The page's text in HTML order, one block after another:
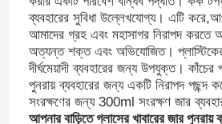
ব্যবহারের সুবিধা উল্লেখযোগ্য। এটি
আমাদের গ্রহ এবং মহাসাগর নিরাপদ করতে
অত্যন্ত শক্ত এবং অভিযোজিত। প্লাস্টিকের
দীর্ঘমেয়াদী ব্যবহারের জন্য উপযুক্ত।
পুনরায় ব্যবহারের জন্য একটি নিরাপদ পছন্দ
সংরক্ষণের জন্য 300ml সংরক্ষণ জার
আপনার বাড়িতে গ্লাসের খাবারের জার পুনরায়